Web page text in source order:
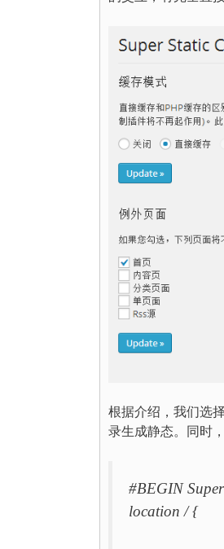
根据介绍，我们选
录生成静态。同时
#BEGIN
location / {